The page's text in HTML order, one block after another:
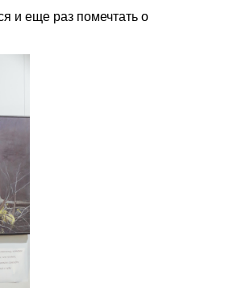
и еще раз помечтать о